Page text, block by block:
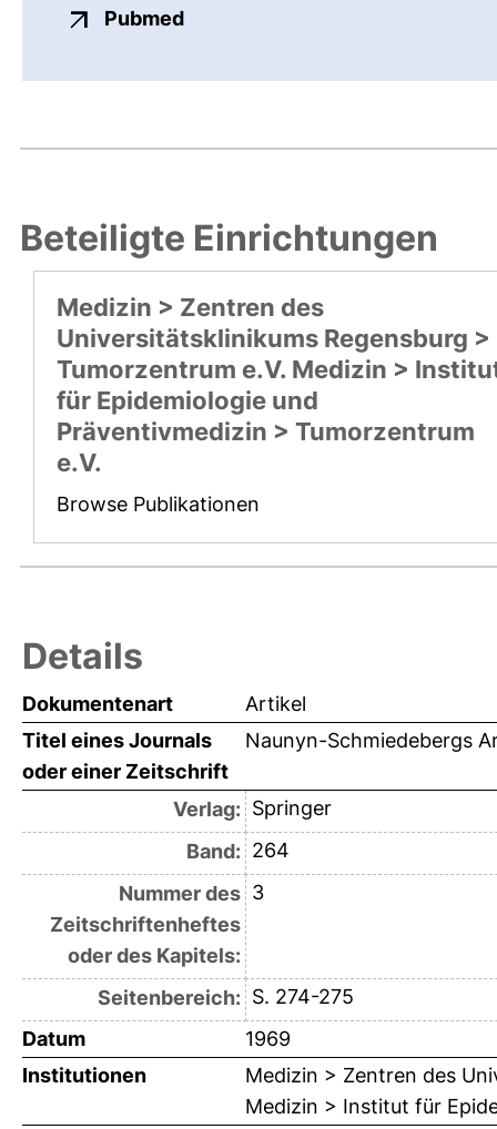
Pubmedexterner Link, öffnet neues
Beteiligte Einrichtungen
Medizin > Zentren des
Universitätsklinikums Regensburg >
Tumorzentrum e.V. Medizin >
für Epidemiologie und
Präventivmedizin > Tumorzentrum
e.V.
Browse Publikationen
Details
Dokumentenart
Artikel
Titel eines Journals
oder einer Zeitschrift
Naunyn-Schmiedebergs
Verlag: Springer
Band: 264
Nummer des
Zeitschriftenheftes
oder des Kapitels:
3
Seitenbereich: S. 274-275
Datum
1969
Institutionen
Medizin > Zentren des
Medizin > Institut für